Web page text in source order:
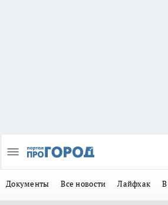
Документы Все новости Лайфхак